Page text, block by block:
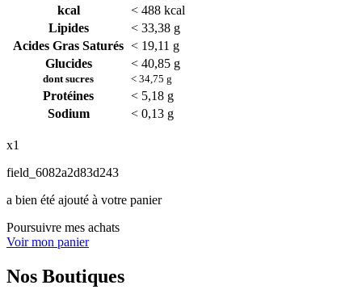
kcal
< 488 kcal
Lipides
< 33,38 g
Acides Gras Saturés < 19,11 g
Glucides
dont sucres
< 40,85 g
< 34,75 g
Protéines
< 5,18 g
Sodium
< 0,13 g
x1
field_6082a2d83d243
a bien été ajouté à votre panier
Poursuivre mes achats
Voir mon panier
Nos Boutiques